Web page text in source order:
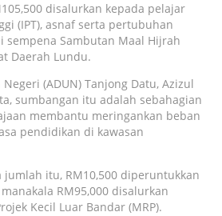
disalurkan kepada pelajar
(IPT), asnaf serta pertubuhan
sempena Sambutan Maal Hijrah
Daerah Lundu.
(ADUN) Tanjong Datu, Azizul
sumbangan itu adalah sebahagian
membantu meringankan beban
pendidikan di kawasan
itu, RM10,500 diperuntukkan
RM95,000 disalurkan
Kecil Luar Bandar (MRP).